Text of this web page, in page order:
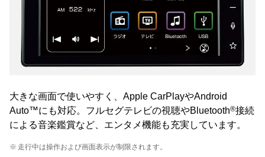
大きな画面で使いやすく、Apple CarPlayやAndroid
Auto™にも対応。フルセグテレビの視聴やBluetooth®接続
による音楽鑑賞など、エンタメ機能も充実しています。
※ 走行中は操作および画面表示が制限されます。